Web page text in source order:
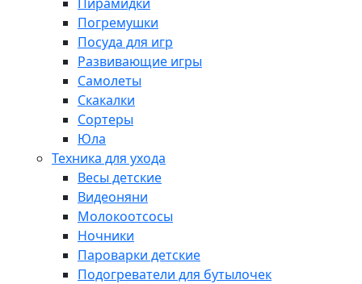
Погремушки
Посуда для игр
Развивающие игры
Самолеты
Скакалки
Сортеры
Юла
Техника для ухода
Весы детские
Видеоняни
Молокоотсосы
Ночники
Пароварки детские
Подогреватели для бутылочек